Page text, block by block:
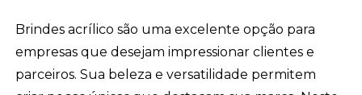
Brindes acrílico são uma excelente opção para
empresas que desejam impressionar clientes e
parceiros. Sua beleza e versatilidade permitem